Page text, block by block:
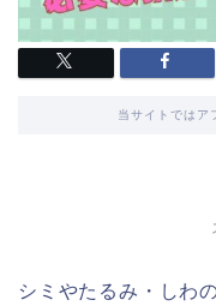
当サイトではア
シミやたるみ・しわ